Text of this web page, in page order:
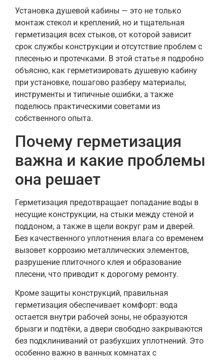
Установка душевой кабины — это не только
монтаж стекол и креплений, но и тщательная
герметизация всех стыков, от которой зависит
срок службы конструкции и отсутствие проблем с
плесенью и протечками. В этой статье я подробно
объясню, как герметизировать душевую кабину
при установке, пошагово разберу материалы,
инструменты и типичные ошибки, а также
поделюсь практическими советами из
собственного опыта.
Почему герметизация
важна и какие проблемы
она решает
Герметизация предотвращает попадание воды в
несущие конструкции, на стыки между стеной и
поддоном, а также в щели вокруг рам и дверей.
Без качественного уплотнения влага со временем
вызовет коррозию металлических элементов,
разрушение плиточного клея и образование
плесени, что приводит к дорогому ремонту.
Кроме защиты конструкций, правильная
герметизация обеспечивает комфорт: вода
остается внутри рабочей зоны, не образуются
брызги и подтёки, а двери свободно закрываются
без подклиниваний от разбухших уплотнений. Это
особенно важно в ванных комнатах с